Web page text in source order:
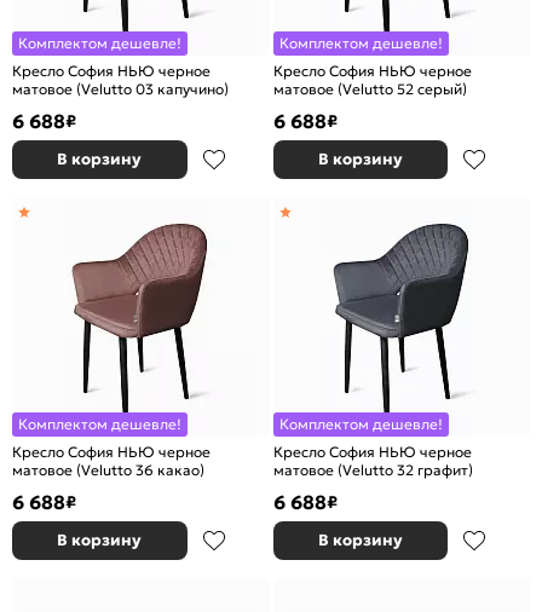
Комплектом дешевле!
Кресло София НЬЮ черное
матовое (Velutto 03 капучино)
6 688₽
В корзину
Комплектом дешевле!
Кресло София НЬЮ черное
матовое (Velutto 52 серый)
6 688₽
В корзину
Комплектом дешевле!
Кресло София НЬЮ черное
матовое (Velutto 36 какао)
6 688₽
В корзину
Комплектом дешевле!
Кресло София НЬЮ черное
матовое (Velutto 32 графит)
6 688₽
В корзину